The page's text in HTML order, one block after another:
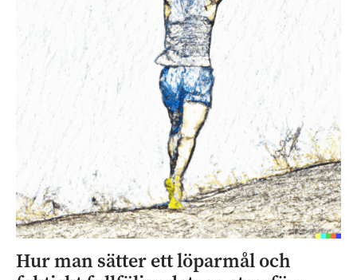
Hur man sätter ett löparmål och